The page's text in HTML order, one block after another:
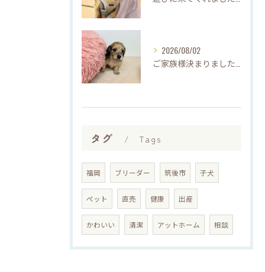
2026/08/02
タグ Tags
福岡 ブリーダー 筑後市 子犬
ペット 直売 健康 出産
かわいい 清潔 アットホーム 相談